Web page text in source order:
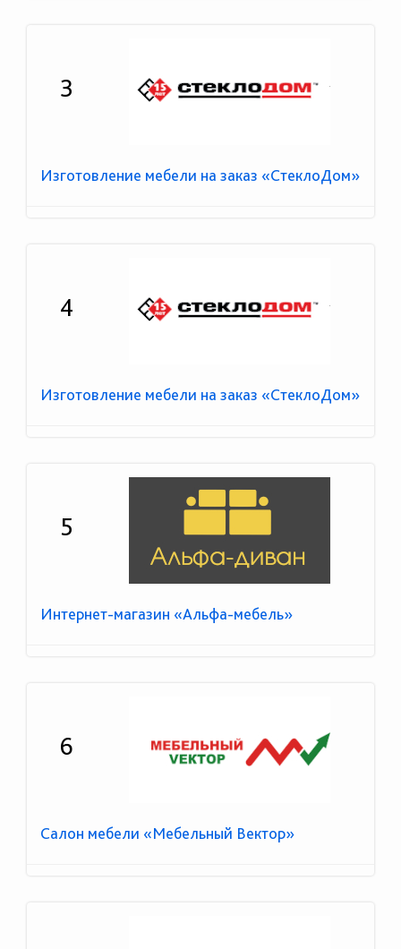
3
Изготовление мебели на заказ «СтеклоДом»
4
Изготовление мебели на заказ «СтеклоДом»
5
Интернет-магазин «Альфа-мебель»
6
Салон мебели «Мебельный Вектор»